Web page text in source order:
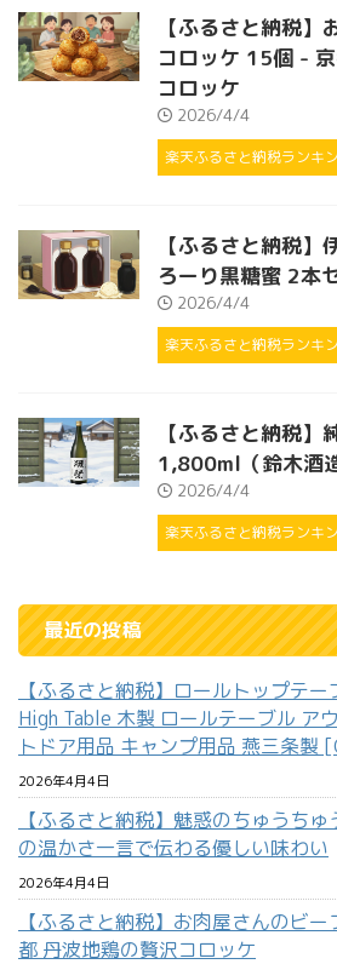
【ふるさと納税】
コロッケ 15個 -
コロッケ
2026/4/4
楽天ふるさと納税ランキ
【ふるさと納税】
ろーり黒糖蜜 2本
2026/4/4
楽天ふるさと納税ランキ
【ふるさと納税】
1,800ml（鈴木酒
2026/4/4
楽天ふるさと納税ランキ
最近の投稿
【ふるさと納税】ロールトップテ
High Table 木製 ロールテーブル ア
トドア用品 キャンプ用品 燕三条製
2026年4月4日
【ふるさと納税】魅惑のちゅうち
の温かさ一言で伝わる優しい味わい
2026年4月4日
【ふるさと納税】お肉屋さんのビ
都 丹波地鶏の贅沢コロッケ